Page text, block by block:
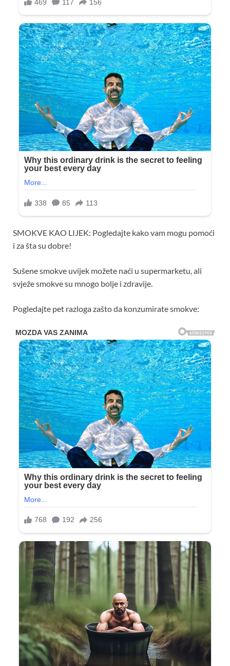
SMOKVE KAO LIJEK: Pogledajte kako vam mogu pomoći
i za šta su dobre!
Sušene smokve uvijek možete naći u supermarketu, ali
svježe smokve su mnogo bolje i zdravije.
Pogledajte pet razloga zašto da konzumirate smokve: